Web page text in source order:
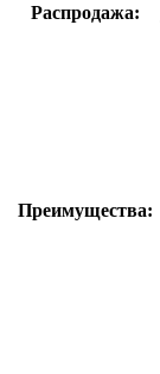
Распродажа:
Преимущества: